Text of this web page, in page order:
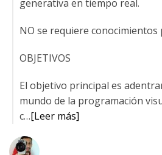
generativa en tiempo real.
NO se requiere
OBJETIVOS
El objetivo principal es
mundo de la programación
c…[Leer más]